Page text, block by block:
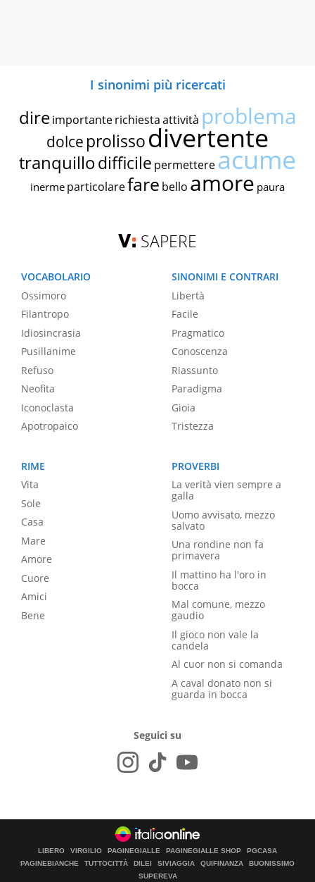
I sinonimi più ricercati
dire importante richiestaattività problema
dolce prolissodivertente
tranquillodifficile permettereacume
inerme particolarefare bello amore paura
SAPERE
VOCABOLARIO
Ossimoro
Filantropo
Idiosincrasia
Pusillanime
Refuso
Neofita
Iconoclasta
Apotropaico
SINONIMI E CONTRARI
Libertà
Facile
Pragmatico
Conoscenza
Riassunto
Paradigma
Gioia
Tristezza
RIME
Vita
Sole
Casa
Mare
Amore
Cuore
Amici
Bene
PROVERBI
La verità vien sempre a
galla
Uomo avvisato, mezzo
salvato
Una rondine non fa
primavera
Il mattino ha l'oro in
bocca
Mal comune, mezzo
gaudio
Il gioco non vale la
candela
Al cuor non si comanda
A caval donato non si
guarda in bocca
Seguici su
LIBERO VIRGILIO PAGINEGIALLE PAGINEGIALLE SHOP
PGCASA
PAGINEBIANCHE
TUTTOCITTÀ DILEI SIVIAGGIA QUIFINANZA
BUONISSIMO
SUPEREVA